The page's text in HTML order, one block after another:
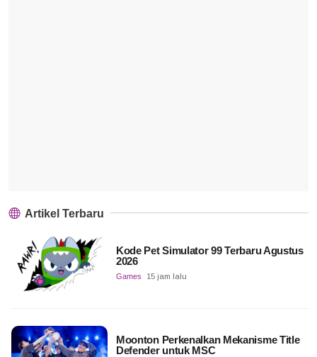
Artikel Terbaru
Kode Pet Simulator 99 Terbaru Agustus
2026
Games 15 jam lalu
Moonton Perkenalkan Mekanisme Title
Defender untuk MSC